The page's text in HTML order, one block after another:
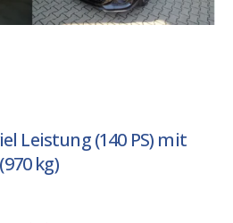
Leistung (140 PS) mit
kg)